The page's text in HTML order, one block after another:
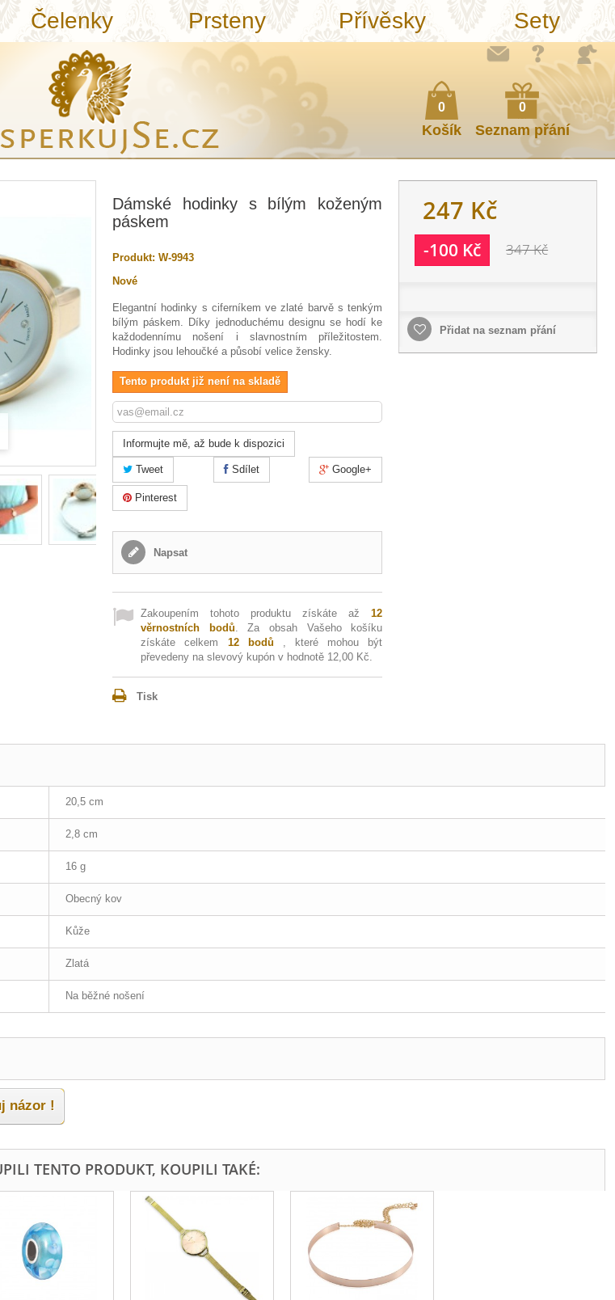
0
Košík
Čelenky Prsteny Přívěsky Sety
0
Seznam přání
Dámské hodinky s bílým koženým
páskem
Produkt: W-9943
Nové
Elegantní hodinky s ciferníkem ve zlaté barvě s tenkým
bílým páskem. Díky jednoduchému designu se hodí ke
každodennímu nošení i slavnostním příležitostem.
Hodinky jsou lehoučké a působí velice žensky.
Tento produkt již není na skladě
Informujte mě, až bude k dispozici
Tweet Sdílet Google+
Pinterest
Napsat
Zakoupením tohoto produktu získáte až12
věrnostních bodů. Za obsah Vašeho košíku
získáte celkem 12bodů , které mohou být
převedeny na slevový kupón v hodnotě 12,00 Kč.
Tisk
247 Kč
-100 Kč 347 Kč
Přidat na seznam přání
20,5 cm
2,8 cm
16 g
Obecný kov
Kůže
Zlatá
Na běžné nošení
názor !
TENTO PRODUKT, KOUPILI TAKÉ: